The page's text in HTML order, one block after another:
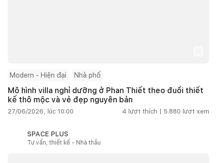
Modern - Hiện đại Nhà phố
Mô hình villa nghỉ dưỡng ở Phan Thiết theo đuổi thiết
kế thô mộc và vẻ đẹp nguyên bản
27/06/2026, lúc 10:00 4 lượt thích | 5.880 lượt xem
SPACE PLUS
Tư vấn, thiết kế - Nhà thầu